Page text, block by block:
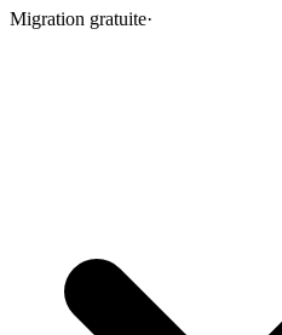
Migration gratuite·